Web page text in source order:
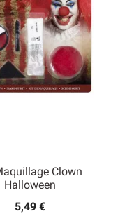
Clown
Halloween
5,49 €